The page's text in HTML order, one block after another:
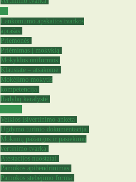
Lankomumo apskaitos tvarkos
aprašas
Priemonės
Priėmimas į mokyklą
Mokyklos uniformos
Klausiate – atsakome
Mokėjimo mokytis
kompetencija
Radybų karalystė
Veiklos įsivertinimo anketa
Ugdymo turinio dokumentacija
Mokinių pažangos ir pasiekimų
vertinimo tvarka
Atestacijos nuostatai
Pamokos apibendrinimas
Pamokos stebėjimo forma